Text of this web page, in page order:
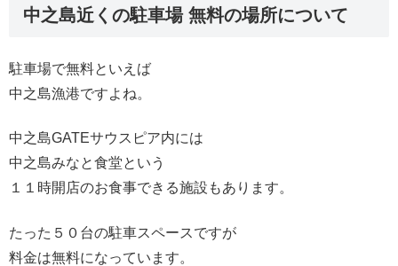
中之島近くの駐車場 無料の場所について
駐車場で無料といえば
中之島漁港ですよね。
中之島GATEサウスピア内には
中之島みなと食堂という
１１時開店のお食事できる施設もあります。
たった５０台の駐車スペースですが
料金は無料になっています。